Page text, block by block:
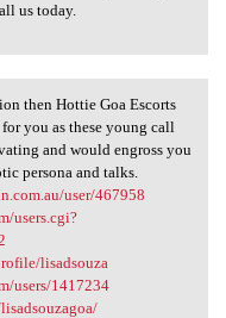
us today.
then
then Hottie Goa Escorts
you as these young call
and would engross you
persona and talks.
user/467958
users.cgi?
lisadsouza
users/1417234